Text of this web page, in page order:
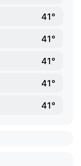
41°
41°
41°
41°
41°